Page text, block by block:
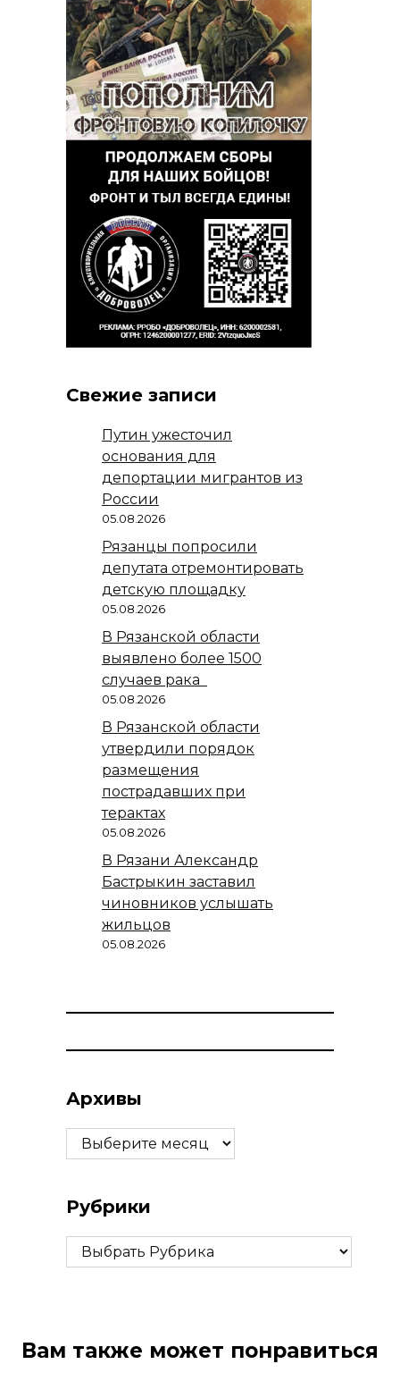
Свежие записи
Путин ужесточил
основания для
депортации мигрантов из
России
05.08.2026
Рязанцы попросили
депутата отремонтировать
детскую площадку
05.08.2026
В Рязанской области
выявлено более 1500
случаев рака
05.08.2026
В Рязанской области
утвердили порядок
размещения
пострадавших при
терактах
05.08.2026
В Рязани Александр
Бастрыкин заставил
чиновников услышать
жильцов
05.08.2026
Архивы
Архивы
Рубрики
Рубрики
Вам также может понравиться